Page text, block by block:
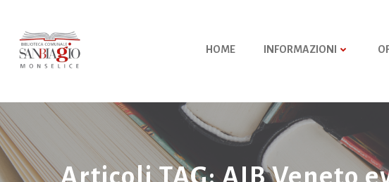
contenuto
HOME INFORMAZIONI
Articoli TAG: AIB Veneto